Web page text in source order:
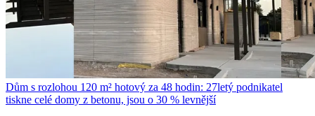
Dům s rozlohou 120 m² hotový za 48 hodin: 27letý podnikatel
tiskne celé domy z betonu, jsou o 30 % levnější